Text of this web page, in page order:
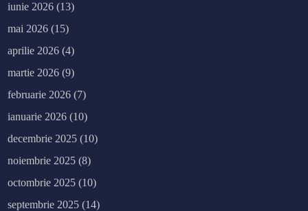
iunie 2026 (13)
mai 2026 (15)
aprilie 2026 (4)
martie 2026 (9)
februarie 2026 (7)
ianuarie 2026 (10)
decembrie 2025 (10)
noiembrie 2025 (8)
octombrie 2025 (10)
septembrie 2025 (14)